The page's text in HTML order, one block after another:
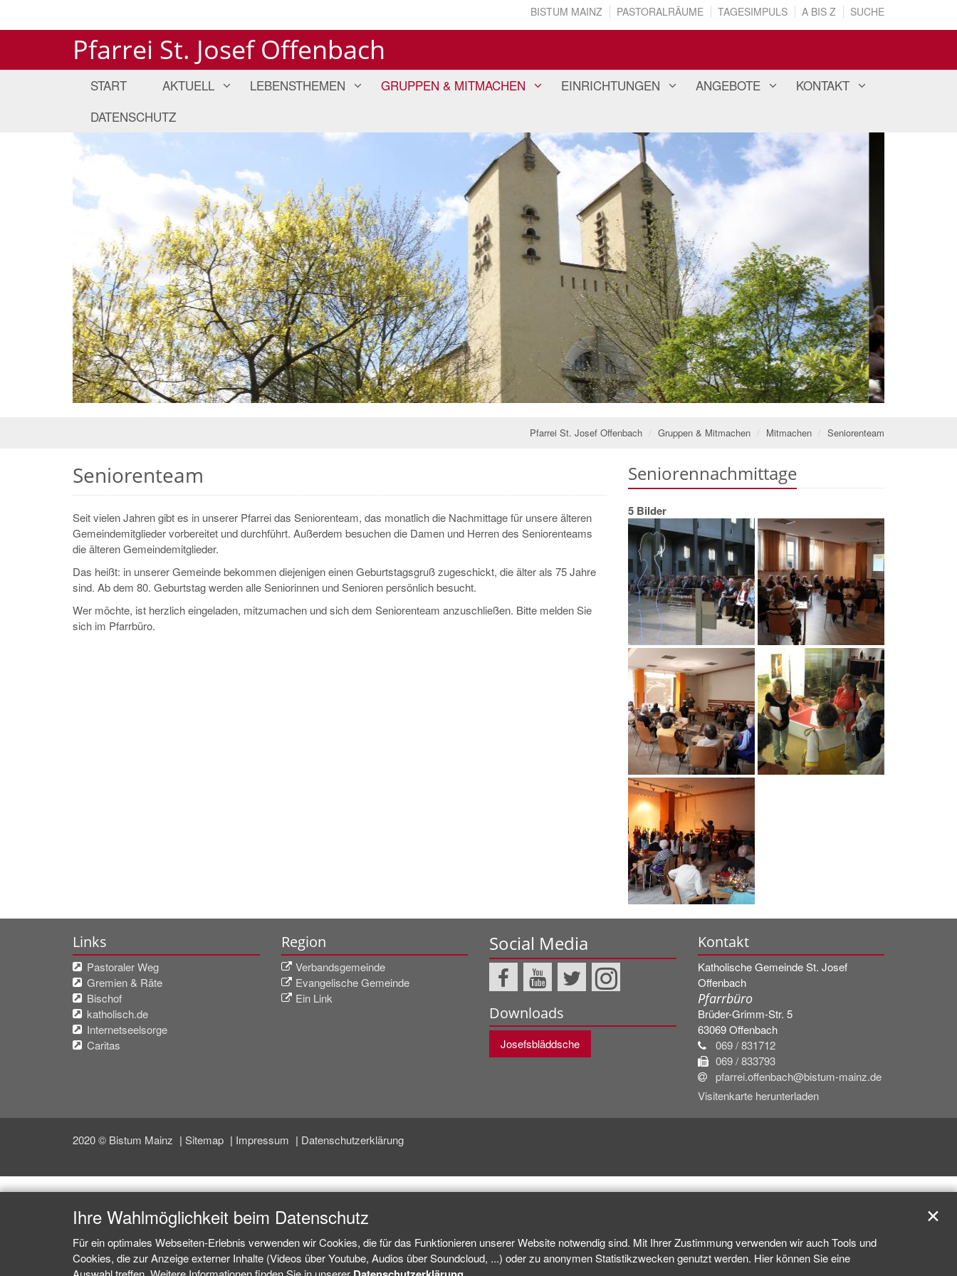
BISTUM MAINZ PASTORALRÄUME TAGESIMPULS A BIS Z SUCHE
Pfarrei St. Josef Offenbach
START AKTUELL LEBENSTHEMEN GRUPPEN & MITMACHEN EINRICHTUNGEN ANGEBOTE
KONTAKT
DATENSCHUTZ
Pfarrei St. Josef Offenbach Gruppen & Mitmachen Mitmachen Seniorenteam
Seniorenteam
Seit vielen Jahren gibt es in unserer Pfarrei das Seniorenteam, das monatlich die Nachmittage für unsere älteren
Gemeindemitglieder vorbereitet und durchführt. Außerdem besuchen die Damen und Herren des Seniorenteams
die älteren Gemeindemitglieder.
Das heißt: in unserer Gemeinde bekommen diejenigen einen Geburtstagsgruß zugeschickt, die älter als 75 Jahre
sind. Ab dem 80. Geburtstag werden alle Seniorinnen und Senioren persönlich besucht.
Wer möchte, ist herzlich eingeladen, mitzumachen und sich dem Seniorenteam anzuschließen. Bitte melden Sie
sich im Pfarrbüro.
Seniorennachmittage
5 Bilder
Links
Pastoraler Weg
Gremien & Räte
Bischof
katholisch.de
Internetseelsorge
Caritas
Region
Verbandsgemeinde
Evangelische Gemeinde
Ein Link
Social Media
Downloads
Josefsbläddsche
Kontakt
Katholische Gemeinde St. Josef
Offenbach
Pfarrbüro
Brüder-Grimm-Str. 5
63069Offenbach
069 / 831712
069 / 833793
pfarrei.offenbach@bistum-mainz.de
Visitenkarte herunterladen
2020 © Bistum Mainz Sitemap Impressum Datenschutzerklärung
Ihre Wahlmöglichkeit beim Datenschutz
Für ein optimales Webseiten-Erlebnis verwenden wir Cookies, die für das Funktionieren unserer Website notwendig sind. Mit Ihrer Zustimmung verwenden wir auch Tools und
Cookies, die zur Anzeige externer Inhalte (Videos über Youtube, Audios über Soundcloud, ...) oder zu anonymen Statistikzwecken genutzt werden. Hier können Sie eine
✕